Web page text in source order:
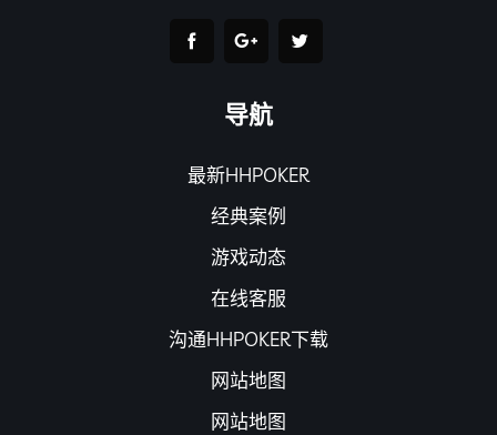
导航
最新HHPOKER
经典案例
游戏动态
在线客服
沟通HHPOKER下载
网站地图
网站地图